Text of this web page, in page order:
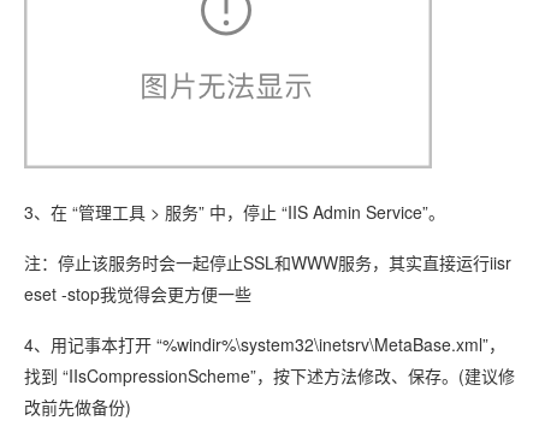
3、在 “管理工具 > 服务” 中，停止 “IIS Admin Service”。
注：停止该服务时会一起停止SSL和WWW服务，其实直接运行iisr
eset -stop我觉得会更方便一些
4、用记事本打开 “%windir%\system32\inetsrv\MetaBase.xml”，
找到 “IIsCompressionScheme”，按下述方法修改、保存。(建议修
改前先做备份)